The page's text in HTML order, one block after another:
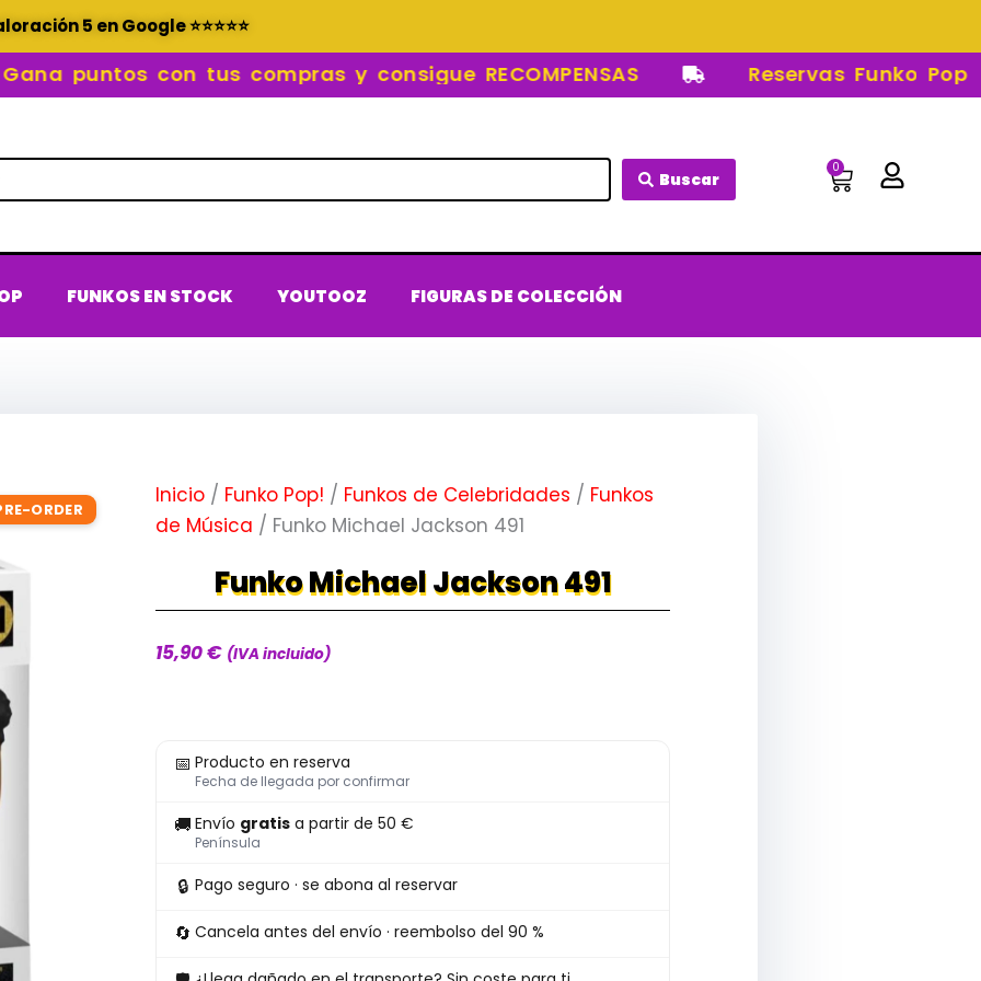
5 en Google ⭐⭐⭐⭐⭐
puntos con tus compras y consigue RECOMPENSAS Reservas Funko Pop
Buscar
0
Carrito
FUNKOS EN STOCK YOUTOOZ FIGURAS DE COLECCIÓN
ORDER
Inicio / Funko Pop! / Funkos de Celebridades / Funkos
de Música / Funko Michael Jackson 491
Funko Michael Jackson 491
15,90€ (IVA incluido)
📅 Producto en reserva
Fecha de llegada por confirmar
🚚 Envío gratis a partir de 50 €
Península
🔒 Pago seguro · se abona al reservar
🔄 Cancela antes del envío · reembolso del 90 %